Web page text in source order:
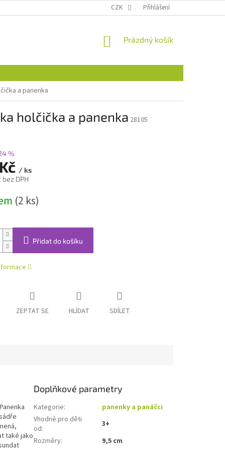
CZK Přihlášení
NÁKUPNÍ
Prázdný košík
a panenka
holčička a panenka 28105
%
/ ks
bez DPH
(2 ks)
Přidat do košíku
ZEPTAT SE HLÍDAT SDÍLET
také jako
Doplňkové parametry
Kategorie:
panenky a panáčci
Vhodné pro děti
od:
3+
Rozměry: 9,5 cm